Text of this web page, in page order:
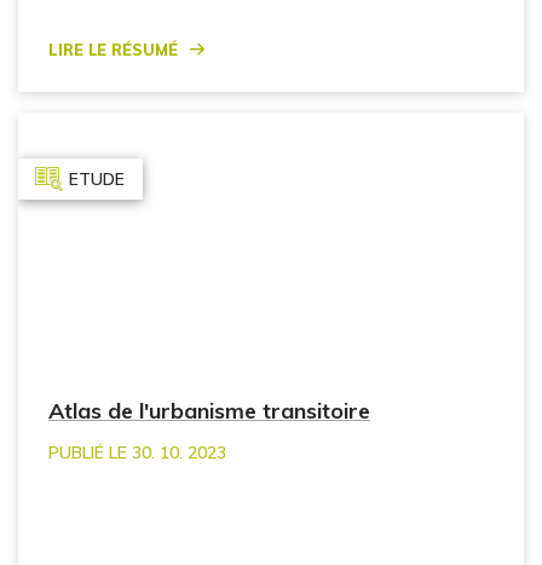
Lire le résumé
ETUDE
Atlas de l'urbanisme transitoire
PUBLIÉ LE 30. 10. 2023